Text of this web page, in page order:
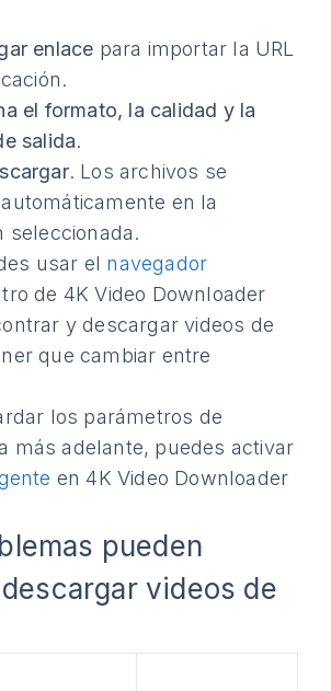
enlace para importar la URL
el formato, la calidad y la
salida.
. Los archivos se
en la
seleccionada.
usar el navegador
de 4K Video Downloader
y descargar videos de
que cambiar entre
los parámetros de
más adelante, puedes activar
en 4K Video Downloader
pueden
videos de